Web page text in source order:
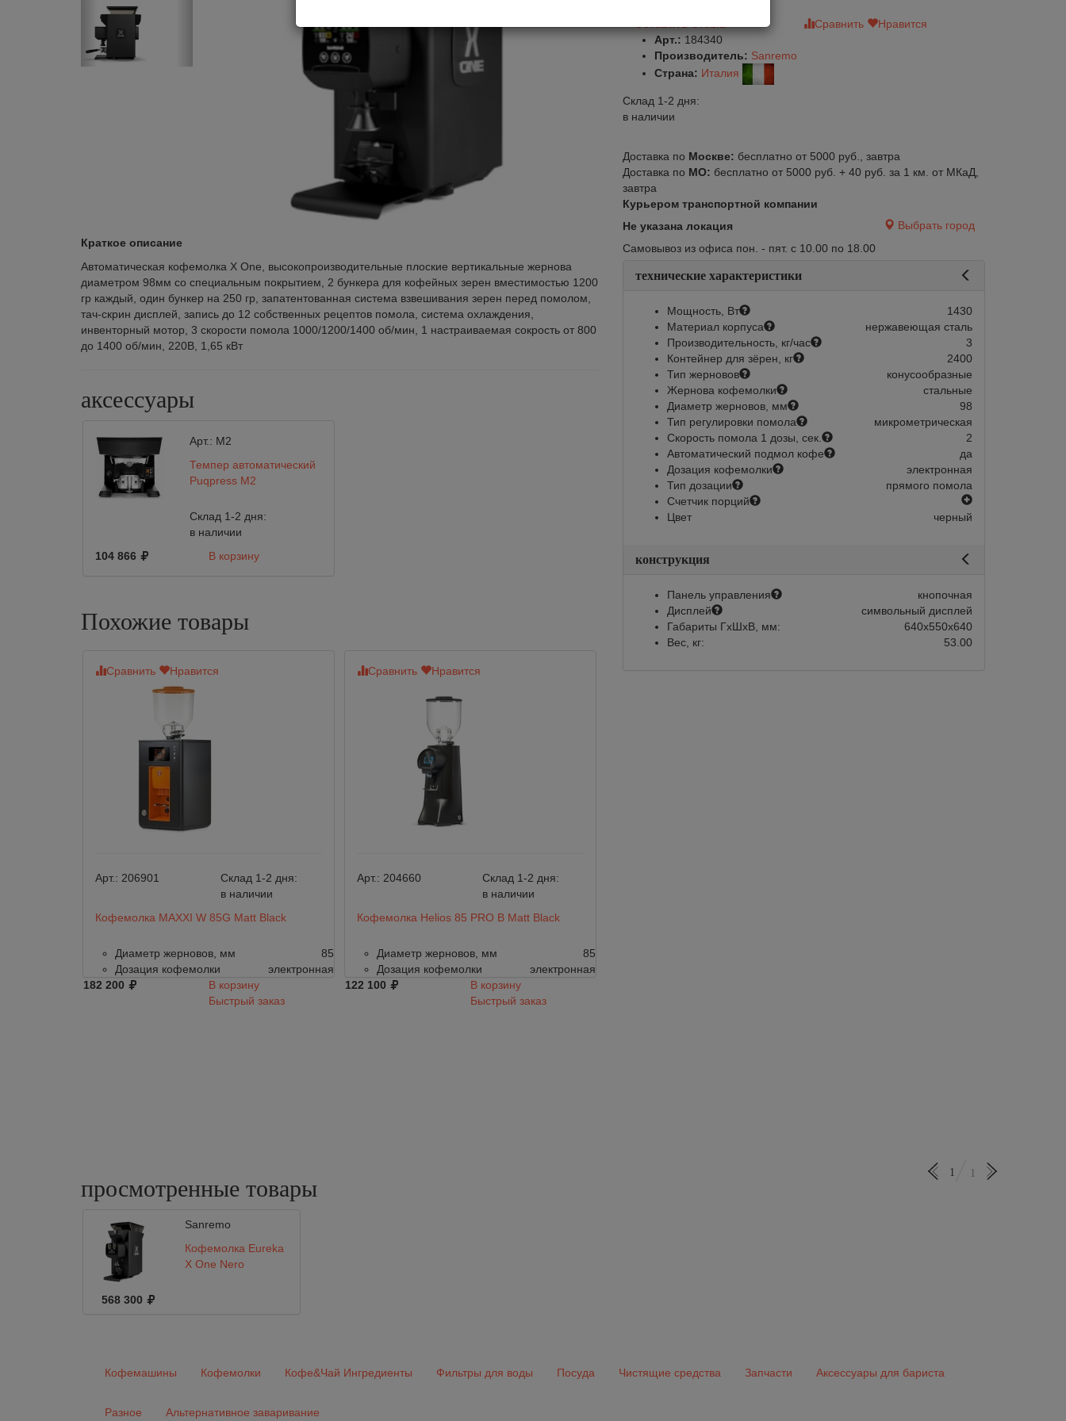
Краткое описание
Автоматическая кофемолка X One, высокопроизводительные плоские вертикальные жернова
диаметром 98мм со специальным покрытием, 2 бункера для кофейных зерен вместимостью 1200
гр каждый, один бункер на 250 гр, запатентованная система взвешивания зерен перед помолом,
тач-скрин дисплей, запись до 12 собственных рецептов помола, система охлаждения,
инвенторный мотор, 3 скорости помола 1000/1200/1400 об/мин, 1 настраиваемая сокрость от 800
до 1400 об/мин, 220В, 1,65 кВт
аксессуары
Арт.: M2
Темпер автоматический
Puqpress M2
Склад 1-2 дня:
в наличии
104 866
В корзину
Похожие товары
Сравнить Нравится
Арт.: 206901
Склад 1-2 дня:
в наличии
Кофемолка MAXXI W 85G Matt Black
Диаметр жерновов, мм
85
Дозация кофемолки
электронная
182 200
В корзину
Быстрый заказ
Сравнить Нравится
Арт.: 204660
Склад 1-2 дня:
в наличии
Кофемолка Helios 85 PRO B Matt Black
Диаметр жерновов, мм
85
Дозация кофемолки
электронная
122 100
В корзину
Быстрый заказ
Сравнить
Нравится
Арт.: 184340
Производитель: Sanremo
Страна: Италия
Склад 1-2 дня:
в наличии
Доставка по Москве: бесплатно от 5000 руб., завтра
Доставка по МО: бесплатно от 5000 руб. + 40 руб. за 1 км. от МКаД,
завтра
Курьером транспортной компании
Не указана локация
Выбрать город
Самовывоз из офиса пон. - пят. с 10.00 по 18.00
технические характеристики
Мощность, Вт
1430
Материал корпуса
нержавеющая сталь
Производительность, кг/час
3
Контейнер для зёрен, кг
2400
Тип жерновов
конусообразные
Жернова кофемолки
стальные
Диаметр жерновов, мм
98
Тип регулировки помола
микрометрическая
Скорость помола 1 дозы, сек.
2
Автоматический подмол кофе
да
Дозация кофемолки
электронная
Тип дозации
прямого помола
Счетчик порций
есть
Цвет
черный
конструкция
Панель управления
кнопочная
Дисплей
символьный дисплей
Габариты ГхШхВ, мм:
640х550х640
Вес, кг:
53.00
просмотренные товары
1 1
Sanremo
Кофемолка Eureka
X One Nero
568 300
Кофемашины Кофемолки Кофе&Чай Ингредиенты Фильтры для воды Посуда Чистящие средства Запчасти Аксессуары для бариста
Разное Альтернативное заваривание